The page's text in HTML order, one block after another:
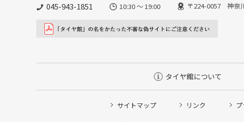
045-943-1851 10:30 ～ 19:00 〒224-0057 神奈
タイヤ館について
サイトマップ リンク
タイヤ点検・安全点検/タイヤ履き替え/オイル交換/その他ピッ